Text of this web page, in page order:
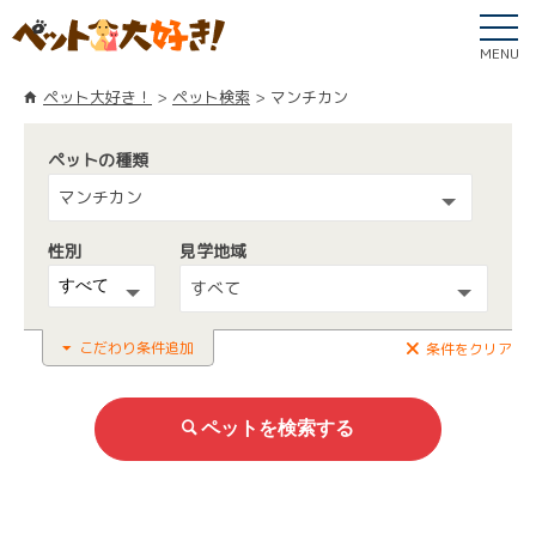
MENU
ペット大好き！ ペット検索 マンチカン
ペットの種類
マンチカン
性別
見学地域
すべて
こだわり条件追加 条件をクリア